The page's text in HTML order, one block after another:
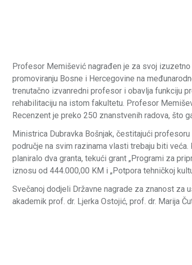
Profesor Memišević nagrađen je za svoj
promoviranju Bosne i Hercegovine na
trenutačno izvanredni profesor i obavlja funkciju
rehabilitaciju na istom fakultetu. Profesor
Recenzent je preko 250 znanstvenih radova, što
Ministrica Dubravka Bošnjak, čestitajući
područje na svim razinama vlasti trebaju biti
planiralo dva granta, tekući grant „Programi za
iznosu od 444.000,00 KM i „Potpora tehničkoj
Svečanoj dodjeli Državne nagrade za znanost za
akademik prof. dr. Ljerka Ostojić, prof. dr. Marija